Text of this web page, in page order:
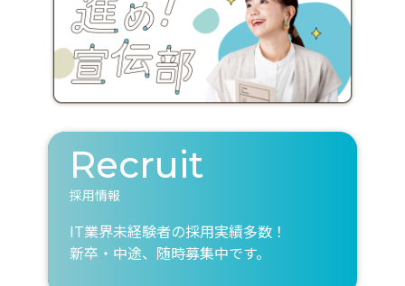
Recruit
採用情報
IT業界未経験者の採用実績多数！
新卒・中途、随時募集中です。